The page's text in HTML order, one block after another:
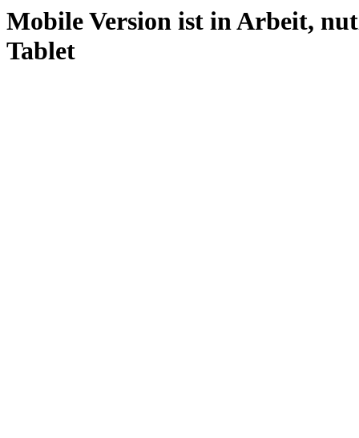
Mobile Version ist in Arbeit,
Tablet